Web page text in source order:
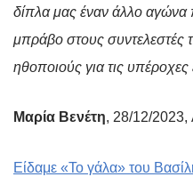
δίπλα μας έναν άλλο
μπράβο στους συντελεστές
ηθοποιούς για τις υπέροχες
Μαρία Βενέτη, 28/12/2023,
Είδαμε «Το γάλα» του